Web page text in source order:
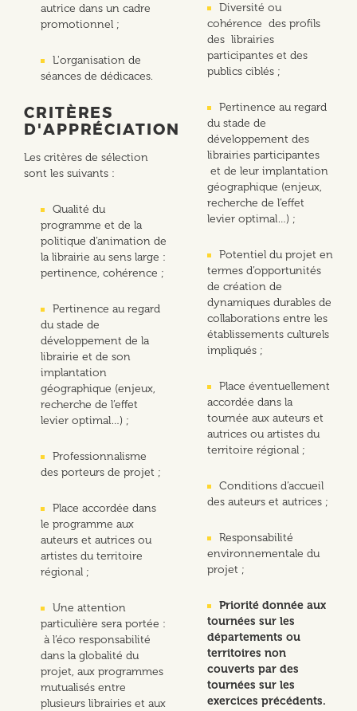
autrice dans un cadre
promotionnel ;
L'organisation de
séances de dédicaces.
CRITÈRES
D'APPRÉCIATION
Les critères de sélection
sont les suivants :
Qualité du
programme et de la
politique d’animation de
la librairie au sens large :
pertinence, cohérence ;
Pertinence au regard
du stade de
développement de la
librairie et de son
implantation
géographique (enjeux,
recherche de l’effet
levier optimal…) ;
Professionnalisme
des porteurs de projet ;
Place accordée dans
le programme aux
auteurs et autrices ou
artistes du territoire
régional ;
Une attention
particulière sera portée :
à l’éco responsabilité
dans la globalité du
projet, aux programmes
mutualisés entre
plusieurs librairies et aux
Diversité ou
cohérence des profils
des librairies
participantes et des
publics ciblés ;
Pertinence au regard
du stade de
développement des
librairies participantes
et de leur implantation
géographique (enjeux,
recherche de l’effet
levier optimal…) ;
Potentiel du projet en
termes d’opportunités
de création de
dynamiques durables de
collaborations entre les
établissements culturels
impliqués ;
Place éventuellement
accordée dans la
tournée aux auteurs et
autrices ou artistes du
territoire régional ;
Conditions d’accueil
des auteurs et autrices ;
Responsabilité
environnementale du
projet ;
Priorité donnée aux
tournées sur les
départements ou
territoires non
couverts par des
tournées sur les
exercices précédents.